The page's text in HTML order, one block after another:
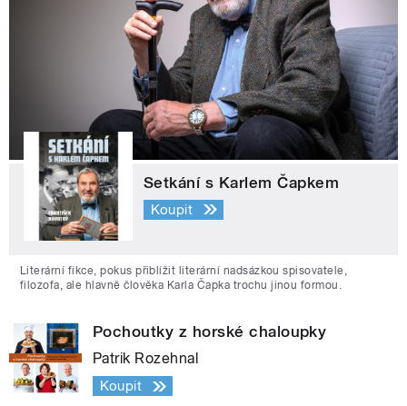
Setkání s Karlem Čapkem
Koupit
Literární fikce, pokus přiblížit literární nadsázkou spisovatele,
filozofa, ale hlavně člověka Karla Čapka trochu jinou formou.
Pochoutky z horské chaloupky
Patrik Rozehnal
Koupit